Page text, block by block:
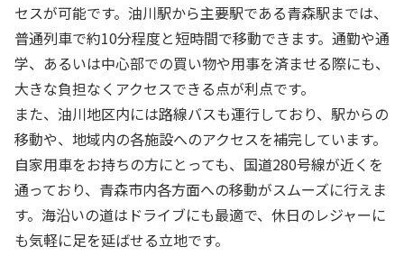
セスが可能です。油川駅から主要駅である青森駅までは、
普通列車で約10分程度と短時間で移動できます。通勤や通
学、あるいは中心部での買い物や用事を済ませる際にも、
大きな負担なくアクセスできる点が利点です。
また、油川地区内には路線バスも運行しており、駅からの
移動や、地域内の各施設へのアクセスを補完しています。
自家用車をお持ちの方にとっても、国道280号線が近くを
通っており、青森市内各方面への移動がスムーズに行えま
す。海沿いの道はドライブにも最適で、休日のレジャーに
も気軽に足を延ばせる立地です。